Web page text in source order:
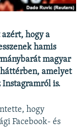
hogy a
hamis
magyar
háttérben, amelyet
is.
hogy
Facebook- és